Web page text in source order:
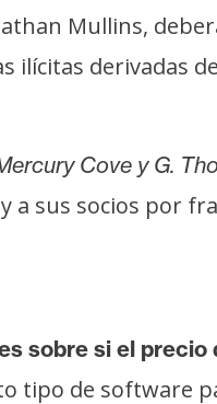
Mullins,
ilícitas derivadas
Cove y G.
a sus socios por
sobre si el precio
tipo de software